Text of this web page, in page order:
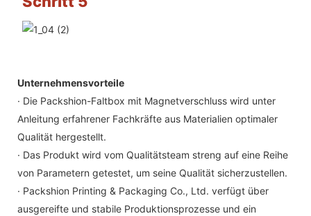
Unternehmensvorteile
· Die Packshion-Faltbox mit Magnetverschluss wird unter
Anleitung erfahrener Fachkräfte aus Materialien optimaler
Qualität hergestellt.
· Das Produkt wird vom Qualitätsteam streng auf eine Reihe
von Parametern getestet, um seine Qualität sicherzustellen.
· Packshion Printing & Packaging Co., Ltd. verfügt über
ausgereifte und stabile Produktionsprozesse und ein